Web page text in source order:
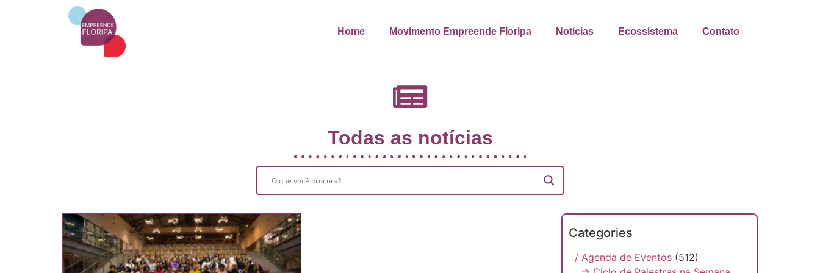
Home Movimento Empreende Floripa Notícias Ecossistema Contato
Todas as notícias
Categories
/ Agenda de Eventos (512)